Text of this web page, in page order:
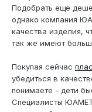
Подобрать еще
однако компания
качества изделия,
так же имеют
Покупая сейчас
убедиться в
понимаете - дети
Специалисты ЮАМЕТ